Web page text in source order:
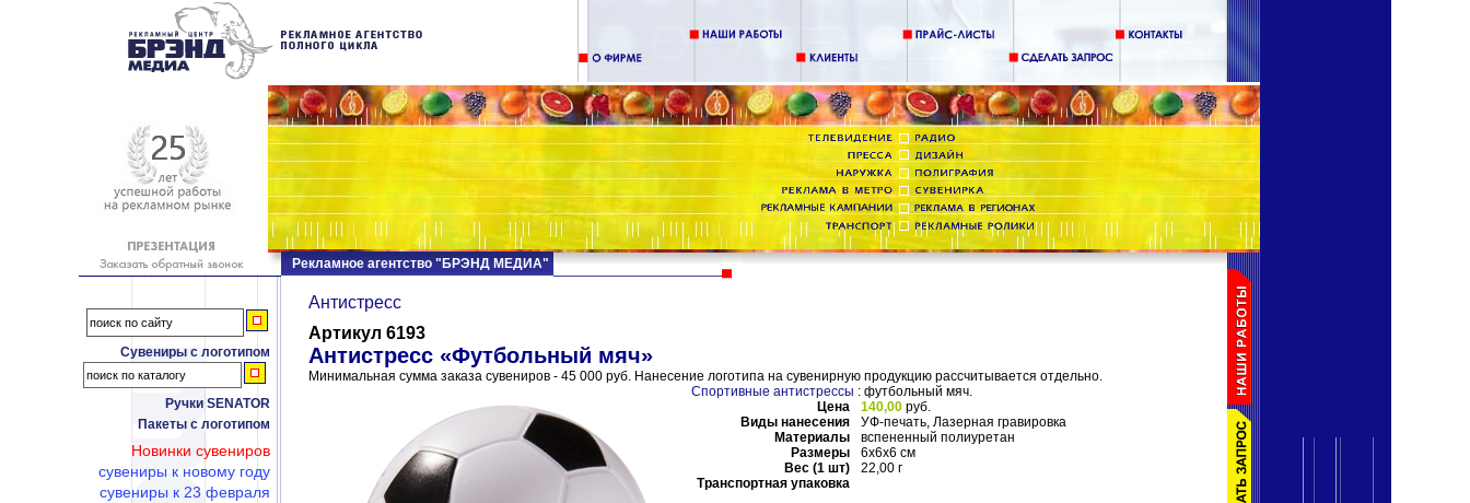
Сувениры с логотипом
Ручки SENATOR
Пакеты с логотипом
Новинки сувениров
сувениры к новому году
сувениры к 23 февраля
Рекламное агентство "БРЭНД МЕДИА"
Антистресс
Артикул 6193
Антистресс «Футбольный мяч»
Минимальная сумма заказа сувениров - 45 000 руб. Нанесение логотипа на сувенирную продукцию рассчитывается отдельно.
Спортивные антистрессы : футбольный мяч.
Цена
140,00 руб.
Виды нанесения
УФ-печать, Лазерная гравировка
Материалы
вспененный полиуретан
Размеры
6х6х6 см
Вес (1 шт)
22,00 г
Транспортная упаковка